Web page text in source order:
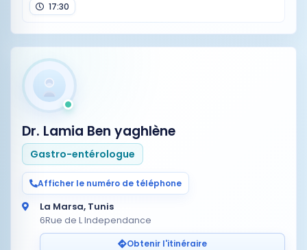
17:30
Dr. Lamia Ben yaghlène
Gastro-entérologue
Afficher le numéro de téléphone
La Marsa, Tunis
6Rue de L Independance
Obtenir l'itinéraire